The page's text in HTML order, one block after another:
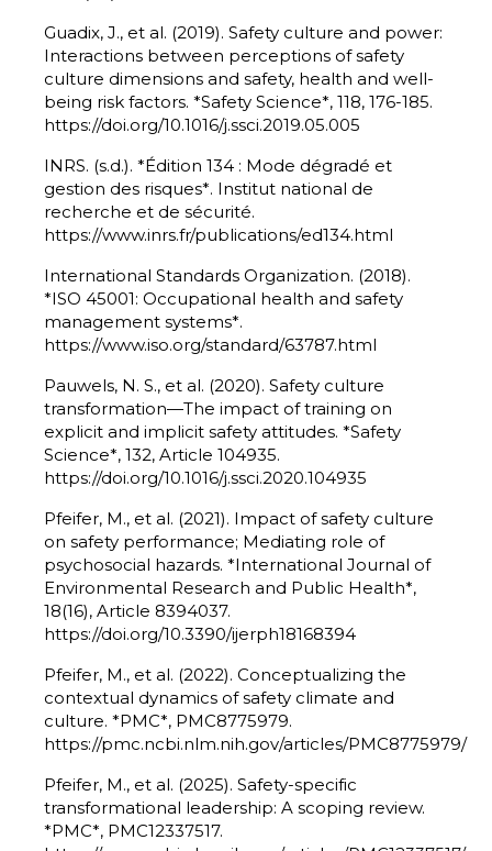
Guadix, J., et al. (2019). Safety culture and power:
Interactions between perceptions of safety
culture dimensions and safety, health and well-
being risk factors. *Safety Science*, 118, 176-185.
https://doi.org/10.1016/j.ssci.2019.05.005
INRS. (s.d.). *Édition 134 : Mode dégradé et
gestion des risques*. Institut national de
recherche et de sécurité.
https://www.inrs.fr/publications/ed134.html
International Standards Organization. (2018).
*ISO 45001: Occupational health and safety
management systems*.
https://www.iso.org/standard/63787.html
Pauwels, N. S., et al. (2020). Safety culture
transformation—The impact of training on
explicit and implicit safety attitudes. *Safety
Science*, 132, Article 104935.
https://doi.org/10.1016/j.ssci.2020.104935
Pfeifer, M., et al. (2021). Impact of safety culture
on safety performance; Mediating role of
psychosocial hazards. *International Journal of
Environmental Research and Public Health*,
18(16), Article 8394037.
https://doi.org/10.3390/ijerph18168394
Pfeifer, M., et al. (2022). Conceptualizing the
contextual dynamics of safety climate and
culture. *PMC*, PMC8775979.
https://pmc.ncbi.nlm.nih.gov/articles/PMC8775979/
Pfeifer, M., et al. (2025). Safety-specific
transformational leadership: A scoping review.
*PMC*, PMC12337517.